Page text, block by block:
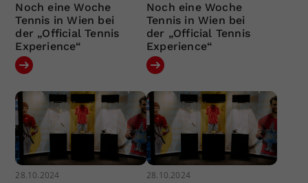
Noch eine Woche
Tennis in Wien bei
der „Official Tennis
Experience“
Noch eine Woche
Tennis in Wien bei
der „Official Tennis
Experience“
28.10.2024 28.10.2024